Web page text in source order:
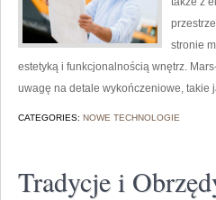
stronie
estetyką i funkcjonalnością wnętrz.
uwagę na detale wykończeniowe, takie
CATEGORIES: NOWE TECHNOLOGIE
Tradycje i